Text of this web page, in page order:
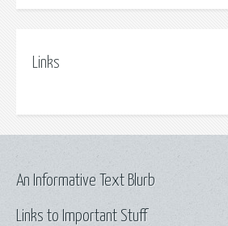
Links
Links to Important Stuff
An Informative Text Blurb